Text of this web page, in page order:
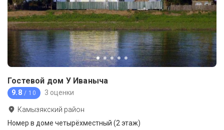
Гостевой дом У Иваныча
9.8 / 10 3 оценки
Камызякский район
Номер в доме четырёхместный (2 этаж)